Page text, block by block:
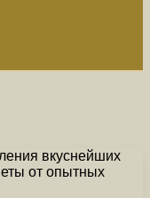
вкуснейших
от опытных